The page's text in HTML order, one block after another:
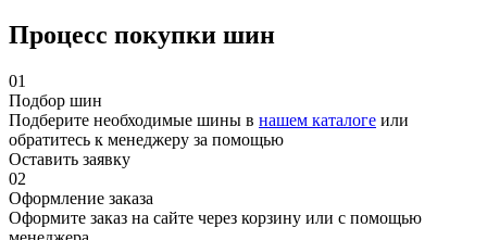
Процесс покупки шин
01
Подбор шин
Подберите необходимые шины в нашем каталоге или
обратитесь к менеджеру за помощью
Оставить заявку
02
Оформление заказа
Оформите заказ на сайте через корзину или с помощью